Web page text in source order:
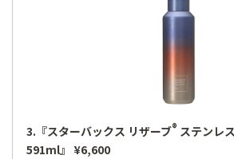
3.『スターバックス リザーブ® ステンレ
591ml』 ¥6,600